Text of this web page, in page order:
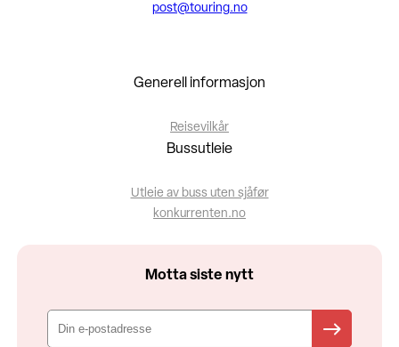
post@touring.no
Generell informasjon
Reisevilkår
Bussutleie
Utleie av buss uten sjåfør
konkurrenten.no
Motta siste nytt